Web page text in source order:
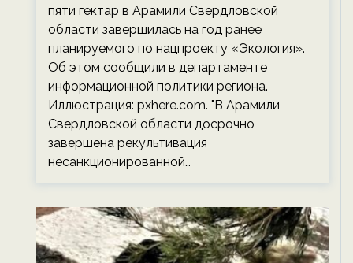
пяти гектар в Арамили Свердловской
области завершилась на год ранее
планируемого по нацпроекту «Экология».
Об этом сообщили в департаменте
информационной политики региона.
Иллюстрация: pxhere.com. "В Арамили
Свердловской области досрочно
завершена рекультивация
несанкционированной…